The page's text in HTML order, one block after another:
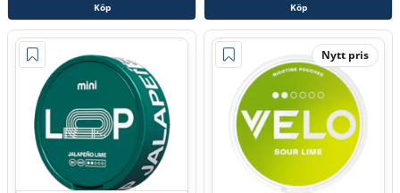
Köp Köp
Nytt pris